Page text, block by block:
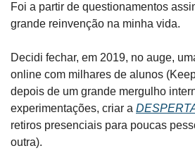
Foi a partir de questionamentos
grande reinvenção na minha vida.
Decidi fechar, em 2019, no auge,
online com milhares de alunos
depois de um grande mergulho
experimentações, criar a
retiros presenciais para poucas
outra).